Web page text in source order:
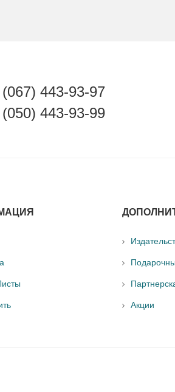
(067) 443-93-97
(050) 443-93-99
Акции